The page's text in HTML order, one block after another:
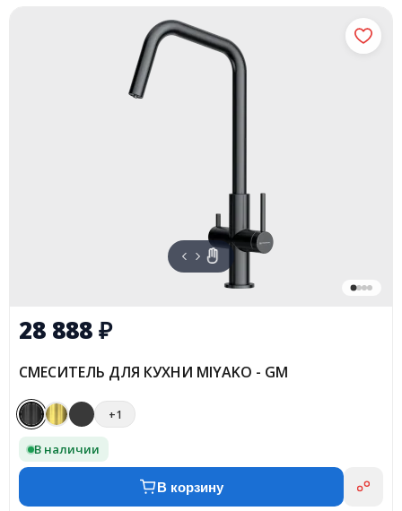
28 888₽
СМЕСИТЕЛЬ ДЛЯ КУХНИ MIYAKO - GM
+1
В наличии
В корзину